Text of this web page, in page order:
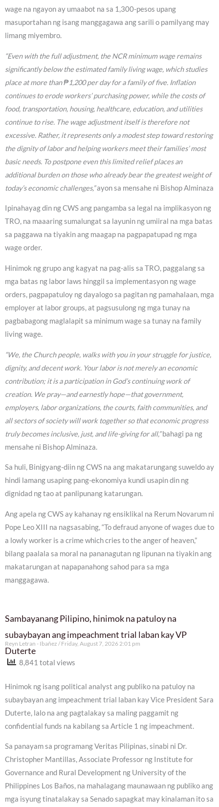
wage na ngayon ay umaabot na sa 1,300-pesos upang
masuportahan ng isang manggagawa ang sarili o pamilyang may
limang miyembro.
“Even with the full adjustment, the NCR minimum wage remains
significantly below the estimated family living wage, which studies
place at more than ₱1,200 per day for a family of five. Inflation
continues to erode workers’ purchasing power, while the costs of
food, transportation, housing, healthcare, education, and utilities
continue to rise. The wage adjustment itself is therefore not
excessive. Rather, it represents only a modest step toward restoring
the dignity of labor and helping workers meet their families’ most
basic needs. To postpone even this limited relief places an
additional burden on those who already bear the greatest weight of
today’s economic challenges,”ayon sa mensahe ni Bishop Alminaza
Ipinahayag din ng CWS ang pangamba sa legal na implikasyon ng
TRO, na maaaring sumalungat sa layunin ng umiiral na mga batas
sa paggawa na tiyakin ang maagap na pagpapatupad ng mga
wage order.
Hinimok ng grupo ang kagyat na pag-alis sa TRO, paggalang sa
mga batas ng labor laws hinggil sa implementasyon ng wage
orders, pagpapatuloy ng dayalogo sa pagitan ng pamahalaan, mga
employer at labor groups, at pagsusulong ng mga tunay na
pagbabagong maglalapit sa minimum wage sa tunay na family
living wage.
“We, the Church people, walks with you in your struggle for justice,
dignity, and decent work. Your labor is not merely an economic
contribution; it is a participation in God’s continuing work of
creation. We pray—and earnestly hope—that government,
employers, labor organizations, the courts, faith communities, and
all sectors of society will work together so that economic progress
truly becomes inclusive, just, and life-giving for all,”bahagi pa ng
mensahe ni Bishop Alminaza.
Sa huli, Binigyang-diin ng CWS na ang makatarungang suweldo ay
hindi lamang usaping pang-ekonomiya kundi usapin din ng
dignidad ng tao at panlipunang katarungan.
Ang apela ng CWS ay kahanay ng ensiklikal na Rerum Novarum ni
Pope Leo XIII na nagsasabing, “To defraud anyone of wages due to
a lowly worker is a crime which cries to the anger of heaven,”
bilang paalala sa moral na pananagutan ng lipunan na tiyakin ang
makatarungan at napapanahong sahod para sa mga
manggagawa.
Sambayanang Pilipino, hinimok na patuloy na
subaybayan ang impeachment trial laban kay VP
Duterte
Reyn Letran - Ibañez Friday, August 7, 2026 2:01 pm
8,841 total views
Hinimok ng isang political analyst ang publiko na patuloy na
subaybayan ang impeachment trial laban kay Vice President Sara
Duterte, lalo na ang pagtalakay sa maling paggamit ng
confidential funds na kabilang sa Article 1 ng impeachment.
Sa panayam sa programang Veritas Pilipinas, sinabi ni Dr.
Christopher Mantillas, Associate Professor ng Institute for
Governance and Rural Development ng University of the
Philippines Los Baños, na mahalagang maunawaan ng publiko ang
mga isyung tinatalakay sa Senado sapagkat may kinalaman ito sa